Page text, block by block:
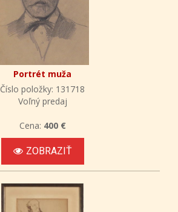
Portrét muža
Číslo položky: 131718
Voľný predaj
Cena: 400 €
ZOBRAZIŤ